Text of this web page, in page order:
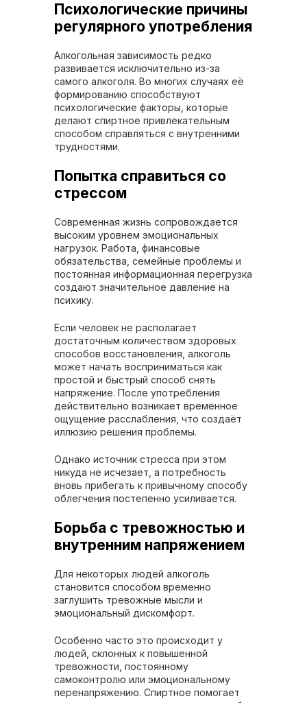
Психологические причины
регулярного употребления
Алкогольная зависимость редко
развивается исключительно из-за
самого алкоголя. Во многих случаях её
формированию способствуют
психологические факторы, которые
делают спиртное привлекательным
способом справляться с внутренними
трудностями.
Попытка справиться со
стрессом
Современная жизнь сопровождается
высоким уровнем эмоциональных
нагрузок. Работа, финансовые
обязательства, семейные проблемы и
постоянная информационная перегрузка
создают значительное давление на
психику.
Если человек не располагает
достаточным количеством здоровых
способов восстановления, алкоголь
может начать восприниматься как
простой и быстрый способ снять
напряжение. После употребления
действительно возникает временное
ощущение расслабления, что создаёт
иллюзию решения проблемы.
Однако источник стресса при этом
никуда не исчезает, а потребность
вновь прибегать к привычному способу
облегчения постепенно усиливается.
Борьба с тревожностью и
внутренним напряжением
Для некоторых людей алкоголь
становится способом временно
заглушить тревожные мысли и
эмоциональный дискомфорт.
Особенно часто это происходит у
людей, склонных к повышенной
тревожности, постоянному
самоконтролю или эмоциональному
перенапряжению. Спиртное помогает